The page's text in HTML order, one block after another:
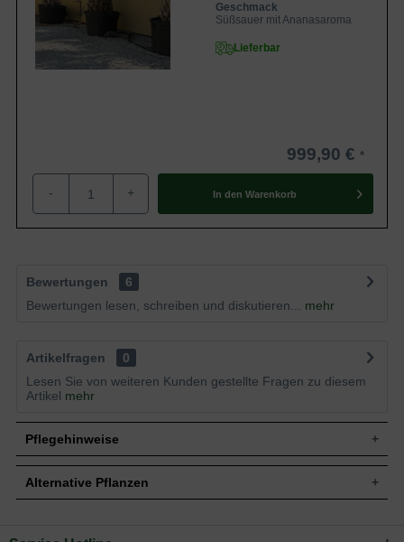
Geschmack
Süßsauer mit Ananasaroma
Lieferbar
999,90 €
- + In den Warenkorb
Bewertungen
6
Bewertungen lesen, schreiben und diskutieren...
mehr
Artikelfragen
0
Lesen Sie von weiteren Kunden gestellte Fragen zu diesem
Artikel mehr
Pflegehinweise
Pflanz- und Pflegetipps Butia capitata /
Alternative Pflanzen